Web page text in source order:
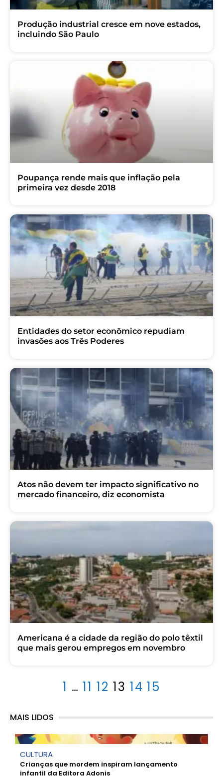
Produção industrial cresce em nove estados,
incluindo São Paulo
Poupança rende mais que inflação pela
primeira vez desde 2018
Entidades do setor econômico repudiam
invasões aos Três Poderes
Atos não devem ter impacto significativo no
mercado financeiro, diz economista
Americana é a cidade da região do polo têxtil
que mais gerou empregos em novembro
1 … 11 12 13 14 15
MAIS LIDOS
CULTURA
Crianças que mordem inspiram lançamento
infantil da Editora Adonis